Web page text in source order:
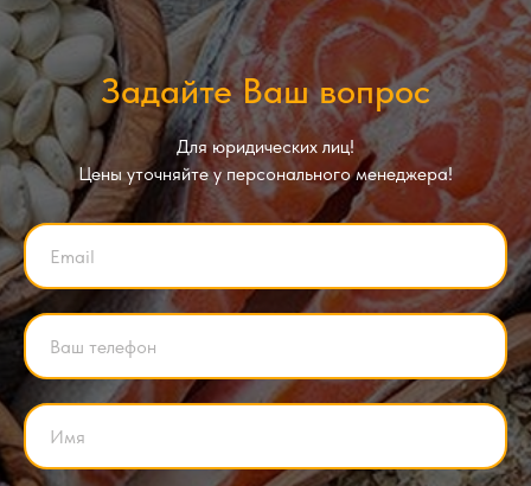
Задайте Ваш вопрос
Для юридических лиц!
Цены уточняйте у персонального менеджера!